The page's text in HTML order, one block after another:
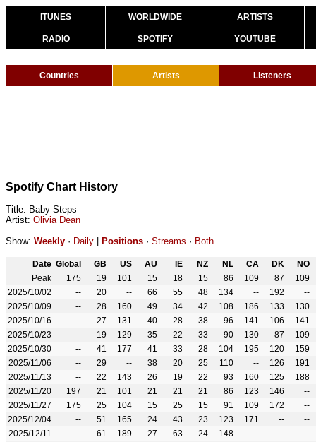
ITUNES WORLDWIDE ARTISTS
RADIO SPOTIFY YOUTUBE
Countries Artists Listeners
Spotify Chart History
Title: Baby Steps
Artist: Olivia Dean
Show: Weekly · Daily Positions · Streams · Both
Date Global GB US AU IE NZ NL CA DK
NO
Peak
175 19 101 15 18 15 86 109 87
109
2025/10/02
-- 20 -- 66 55 48 134 -- 192
--
2025/10/09
-- 28 160 49 34 42 108 186 133
130
2025/10/16
-- 27 131 40 28 38 96 141 106
141
2025/10/23
-- 19 129 35 22 33 90 130 87
109
2025/10/30
-- 41 177 41 33 28 104 195 120
159
2025/11/06
-- 29 -- 38 20 25 110 -- 126
191
2025/11/13
-- 22 143 26 19 22 93 160 125
188
2025/11/20
197 21 101 21 21 21 86 123 146
--
2025/11/27
175 25 104 15 25 15 91 109 172
--
2025/12/04
-- 51 165 24 43 23 123 171 --
--
2025/12/11
-- 61 189 27 63 24 148 -- --
--